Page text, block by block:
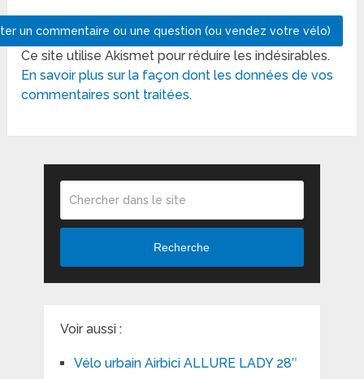
Ce site utilise Akismet pour réduire les indésirables.
En savoir plus sur la façon dont les données de vos
commentaires sont traitées.
Recherche
Voir aussi :
Vélo urbain Airbici ALLURE LADY 28″